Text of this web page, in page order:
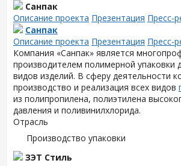
Санпак
Описание проекта Презентация Пресс-
Санпак
Описание проекта Презентация Пресс-
Компания «Санпак» является
производителем полимерной упаковки
видов изделий. В сферу деятельности
производство и реализация всех видов
из полипропилена, полиэтилена
давления и поливинилхлорида.
Отрасль
Производство упаковки
ЗЭТ Стиль